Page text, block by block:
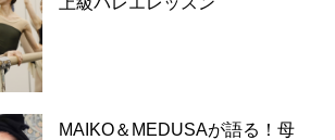
MAIKO＆MEDUSAが語る！母